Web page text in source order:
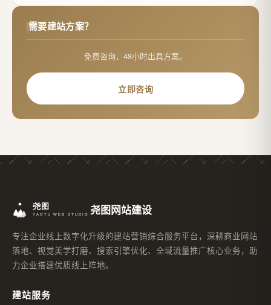
需要建站方案？
免费咨询，48小时出具方案。
立即咨询
尧图网站建设
专注企业线上数字化升级的建站营销综合服务平台，深耕商业网站
落地、视觉美学打磨、搜索引擎优化、全域流量推广核心业务，助
力企业搭建优质线上阵地。
建站服务